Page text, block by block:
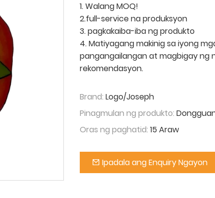
1. Walang MOQ!
2.full-service na produksyon
3. pagkakaiba-iba ng produkto
4. Matiyagang makinig sa iyong
pangangailangan at magbigay ng
rekomendasyon.
Brand: Logo/Joseph
Pinagmulan ng produkto:
Oras ng paghatid: 15 Araw
Ipadala ang Enquiry Ngayon